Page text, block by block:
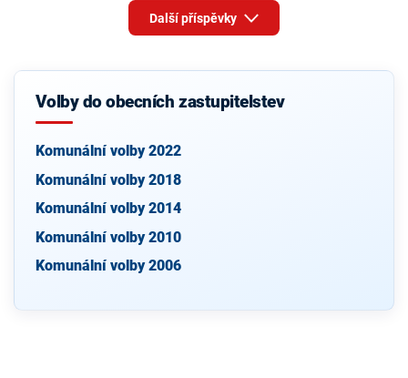
Další příspěvky
Volby do obecních zastupitelstev
Komunální volby 2022
Komunální volby 2018
Komunální volby 2014
Komunální volby 2010
Komunální volby 2006